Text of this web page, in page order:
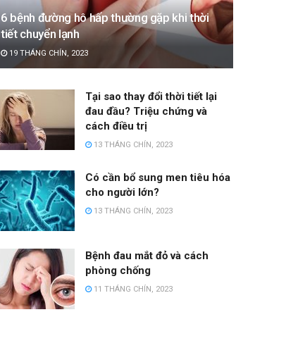
6 bệnh đường hô hấp thường gặp khi thời
tiết chuyển lạnh
19 THÁNG CHÍN, 2023
Tại sao thay đổi thời tiết lại
đau đầu? Triệu chứng và
cách điều trị
13 THÁNG CHÍN, 2023
Có cần bổ sung men tiêu hóa
cho người lớn?
13 THÁNG CHÍN, 2023
Bệnh đau mắt đỏ và cách
phòng chống
11 THÁNG CHÍN, 2023